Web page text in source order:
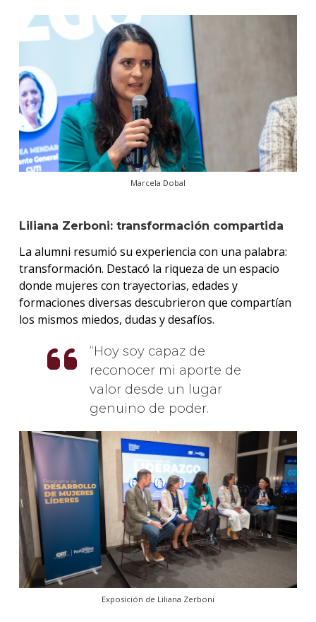
Marcela Dobal
Liliana Zerboni: transformación compartida
La alumni resumió su experiencia con una palabra:
transformación. Destacó la riqueza de un espacio
donde mujeres con trayectorias, edades y
formaciones diversas descubrieron que compartían
los mismos miedos, dudas y desafíos.
Hoy soy capaz de
reconocer mi aporte de
valor desde un lugar
genuino de poder.
Exposición de Liliana Zerboni